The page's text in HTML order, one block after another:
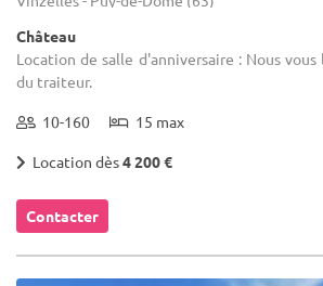
Château
Location de salle d'anniversaire : Nous
du traiteur.
10-160 15 max
Location dès4 200 €
Contacter